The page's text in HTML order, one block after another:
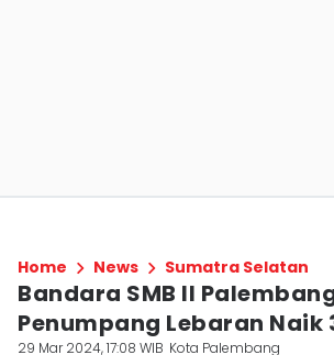
Home News Sumatra Selatan
Bandara SMB II
Penumpang Lebaran Naik
29 Mar 2024, 17:08 WIB Kota Palembang